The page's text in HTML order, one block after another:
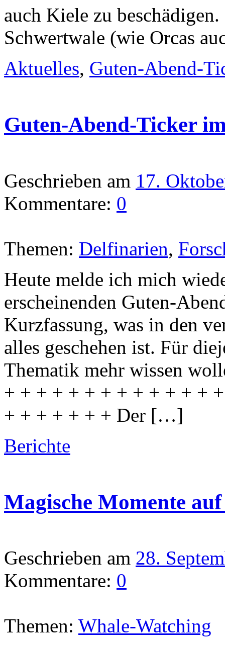
auch Kiele zu
Schwertwale (wie Orcas
Aktuelles, Guten-Abend-
Guten-Abend-Ticker
Geschrieben am 17.
Kommentare: 0
Themen: Delfinarien,
Heute melde ich mich
erscheinenden Guten-
Kurzfassung, was in den
alles geschehen ist. Für
Thematik mehr wissen
+ + + + + + + + + + + + +
+ + + + + + + Der […]
Berichte
Magische Momente
Geschrieben am 28.
Kommentare: 0
Themen: Whale-Watching